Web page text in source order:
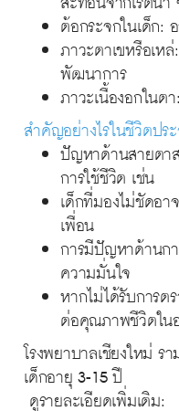
ต้อกระจกในเด็ก:
ภาวะตาเขหรือเห
พัฒนาการ
ภาวะเนื้องอกในต
สำคัญอย่างไรในชีวิตปร
ปัญหาด้านสายตา
การใช้ชีวิต เช่น
เด็กที่มองไม่ชัดอา
เพื่อน
การมีปัญหาด้านก
ความมั่นใจ
หากไม่ได้รับการต
ต่อคุณภาพชีวิตใน
โรงพยาบาลเชียงใหม่
เด็กอายุ 3-15 ปี
ดูรายละเอียดเพิ่มเติม: